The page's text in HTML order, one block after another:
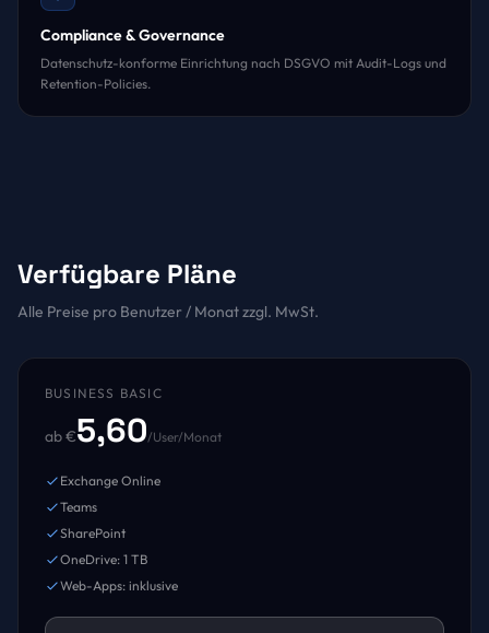
Compliance & Governance
Datenschutz-konforme Einrichtung nach DSGVO mit Audit-Logs und
Retention-Policies.
Verfügbare Pläne
Alle Preise pro Benutzer / Monat zzgl. MwSt.
BUSINESS BASIC
ab €5,60/User/Monat
Exchange Online
Teams
SharePoint
OneDrive: 1 TB
Web-Apps: inklusive